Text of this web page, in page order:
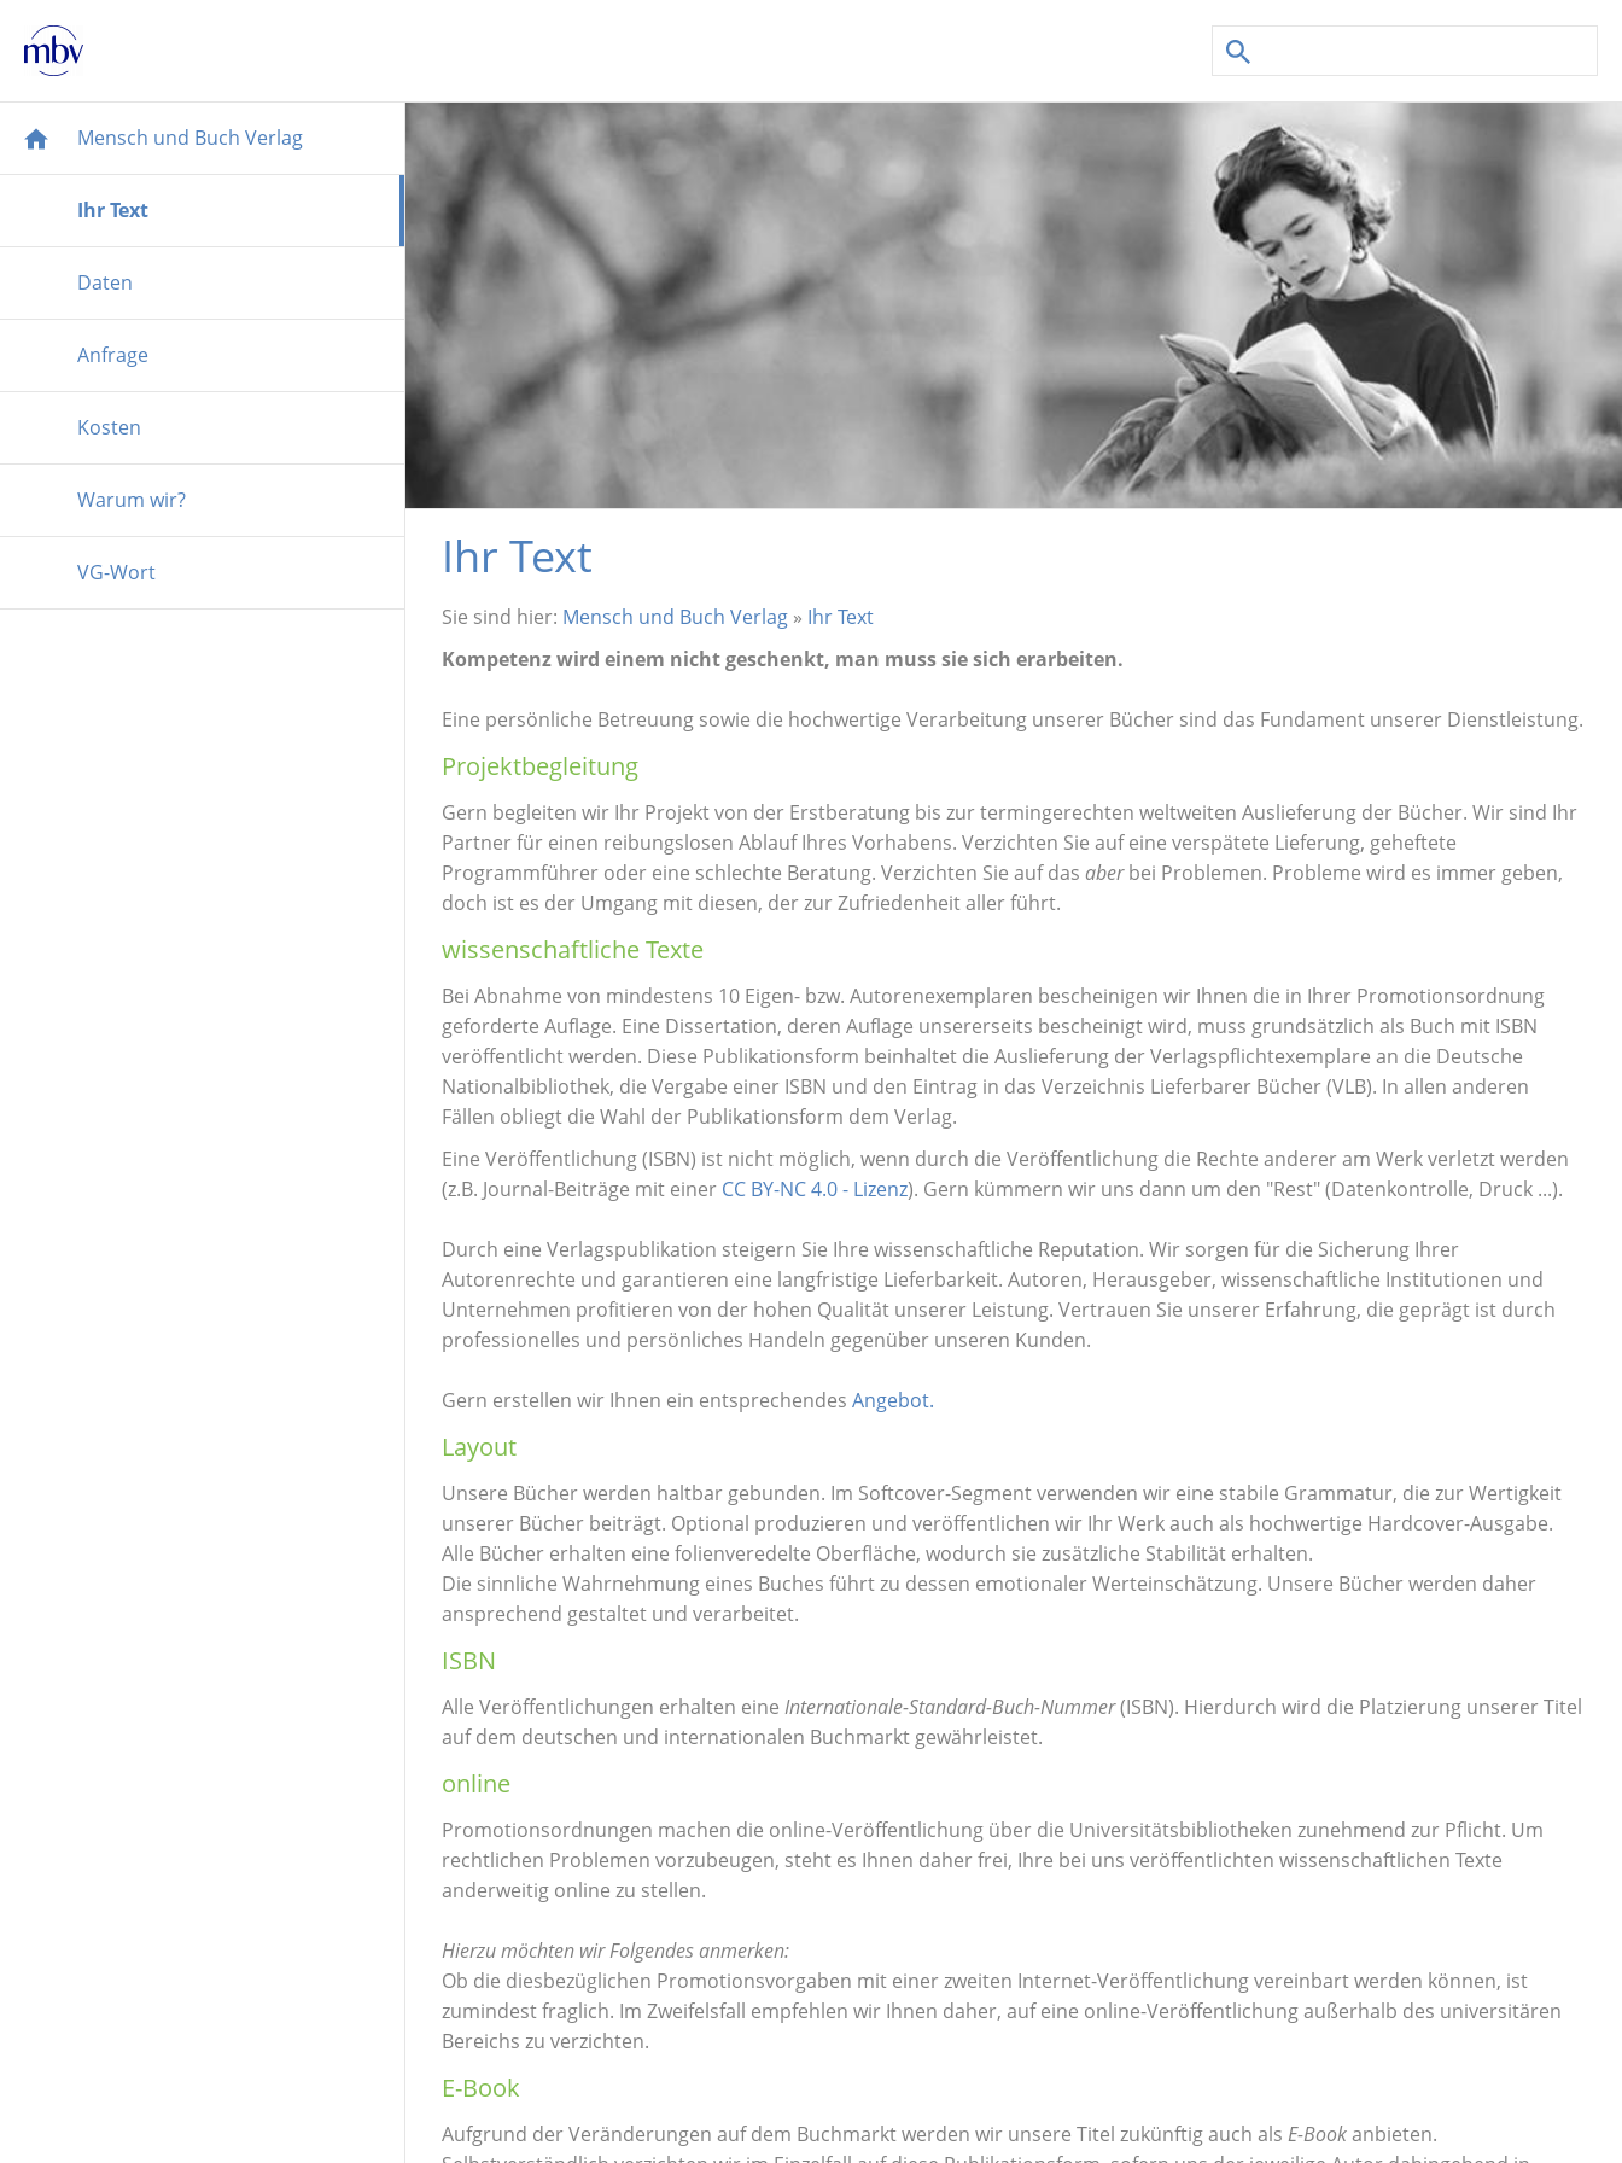
Mensch und Buch Verlag
Ihr Text
Daten
Anfrage
Kosten
Warum wir?
VG-Wort Ihr Text
Sie sind hier: Mensch und Buch Verlag » Ihr Text
Kompetenz wird einem nicht geschenkt, man muss sie sich erarbeiten.
Eine persönliche Betreuung sowie die hochwertige Verarbeitung unserer Bücher sind das Fundament unserer Dienstleistung.
Projektbegleitung
Gern begleiten wir Ihr Projekt von der Erstberatung bis zur termingerechten weltweiten Auslieferung der Bücher. Wir sind Ihr
Partner für einen reibungslosen Ablauf Ihres Vorhabens. Verzichten Sie auf eine verspätete Lieferung, geheftete
Programmführer oder eine schlechte Beratung. Verzichten Sie auf das aberbei Problemen. Probleme wird es immer geben,
doch ist es der Umgang mit diesen, der zur Zufriedenheit aller führt.
wissenschaftliche Texte
Bei Abnahme von mindestens 10 Eigen- bzw. Autorenexemplaren bescheinigen wir Ihnen die in Ihrer Promotionsordnung
geforderte Auflage. Eine Dissertation, deren Auflage unsererseits bescheinigt wird, muss grundsätzlich als Buch mit ISBN
veröffentlicht werden. Diese Publikationsform beinhaltet die Auslieferung der Verlagspflichtexemplare an die Deutsche
Nationalbibliothek, die Vergabe einer ISBN und den Eintrag in das Verzeichnis Lieferbarer Bücher (VLB). In allen anderen
Fällen obliegt die Wahl der Publikationsform dem Verlag.
Eine Veröffentlichung (ISBN) ist nicht möglich, wenn durch die Veröffentlichung die Rechte anderer am Werk verletzt werden
(z.B. Journal-Beiträge mit einer CC BY-NC 4.0 - Lizenz). Gern kümmern wir uns dann um den "Rest" (Datenkontrolle, Druck ...).
Durch eine Verlagspublikation steigern Sie Ihre wissenschaftliche Reputation. Wir sorgen für die Sicherung Ihrer
Autorenrechte und garantieren eine langfristige Lieferbarkeit. Autoren, Herausgeber, wissenschaftliche Institutionen und
Unternehmen profitieren von der hohen Qualität unserer Leistung. Vertrauen Sie unserer Erfahrung, die geprägt ist durch
professionelles und persönliches Handeln gegenüber unseren Kunden.
Gern erstellen wir Ihnen ein entsprechendes Angebot.
Layout
Unsere Bücher werden haltbar gebunden. Im Softcover-Segment verwenden wir eine stabile Grammatur, die zur Wertigkeit
unserer Bücher beiträgt. Optional produzieren und veröffentlichen wir Ihr Werk auch als hochwertige Hardcover-Ausgabe.
Alle Bücher erhalten eine folienveredelte Oberfläche, wodurch sie zusätzliche Stabilität erhalten.
Die sinnliche Wahrnehmung eines Buches führt zu dessen emotionaler Werteinschätzung. Unsere Bücher werden daher
ansprechend gestaltet und verarbeitet.
ISBN
Alle Veröffentlichungen erhalten eine Internationale-Standard-Buch-Nummer(ISBN). Hierdurch wird die Platzierung unserer Titel
auf dem deutschen und internationalen Buchmarkt gewährleistet.
online
Promotionsordnungen machen die online-Veröffentlichung über die Universitätsbibliotheken zunehmend zur Pflicht. Um
rechtlichen Problemen vorzubeugen, steht es Ihnen daher frei, Ihre bei uns veröffentlichten wissenschaftlichen Texte
anderweitig online zu stellen.
Hierzu möchten wir Folgendes anmerken:
Ob die diesbezüglichen Promotionsvorgaben mit einer zweiten Internet-Veröffentlichung vereinbart werden können, ist
zumindest fraglich. Im Zweifelsfall empfehlen wir Ihnen daher, auf eine online-Veröffentlichung außerhalb des universitären
Bereichs zu verzichten.
E-Book
Aufgrund der Veränderungen auf dem Buchmarkt werden wir unsere Titel zukünftig auch als E-Bookanbieten.